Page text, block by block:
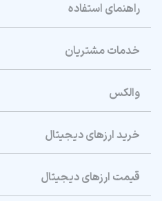
راهنمای استفاده
خدمات مشتریان
والکس
خرید ارزهای دیجیتال
قیمت ارزهای دیجیتال